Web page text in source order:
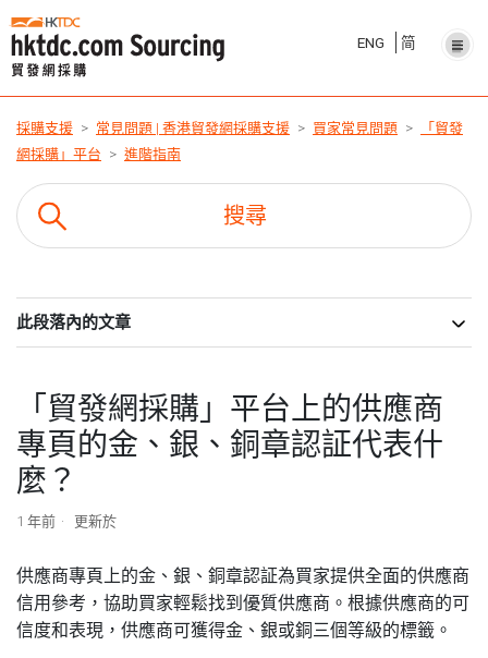
ENG 简
採購支援 常見問題 | 香港貿發網採購支援 買家常見問題
「貿發
網採購」平台
進階指南
此段落內的文章
「貿發網採購」平台上的供應商
專頁的金、銀、銅章認証代表什
麼？
1 年前 更新於
供應商專頁上的金、銀、銅章認証為買家提供全面的供應商
信用參考，協助買家輕鬆找到優質供應商。根據供應商的可
信度和表現，供應商可獲得金、銀或銅三個等級的標籤。